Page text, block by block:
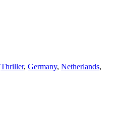
Thriller, Germany, Netherlands,